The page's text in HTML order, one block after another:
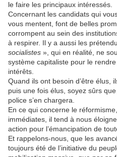
le faire les principaux intéressés.
Concernant les candidats qui
vous mentent, font de belles
corrompent au sein des
à respirer. Il y a aussi les
socialistes », qui en réalité, ne
système capitaliste pour le
intérêts.
Quand ils ont besoin d’être élus,
puis une fois élus, soyez sûrs
police s’en chargera.
En ce qui concerne le
immédiates, il tend à nous
action pour l’émancipation de
Et rappelons-nous, que les
toujours été de l’initiative du